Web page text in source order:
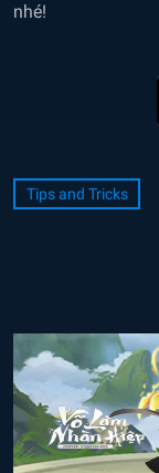
nhé!
Tips and Tricks